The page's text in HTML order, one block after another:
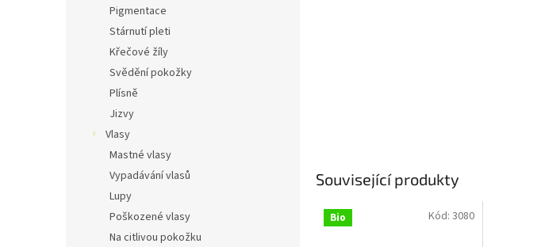
Pigmentace
Stárnutí pleti
Křečové žíly
Svědění pokožky
Plísně
Jizvy
Vlasy
Mastné vlasy
Vypadávání vlasů
Lupy
Poškozené vlasy
Na citlivou pokožku
Související produkty
Bio Kód: 3080